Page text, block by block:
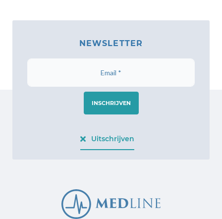
NEWSLETTER
INSCHRIJVEN
Uitschrijven